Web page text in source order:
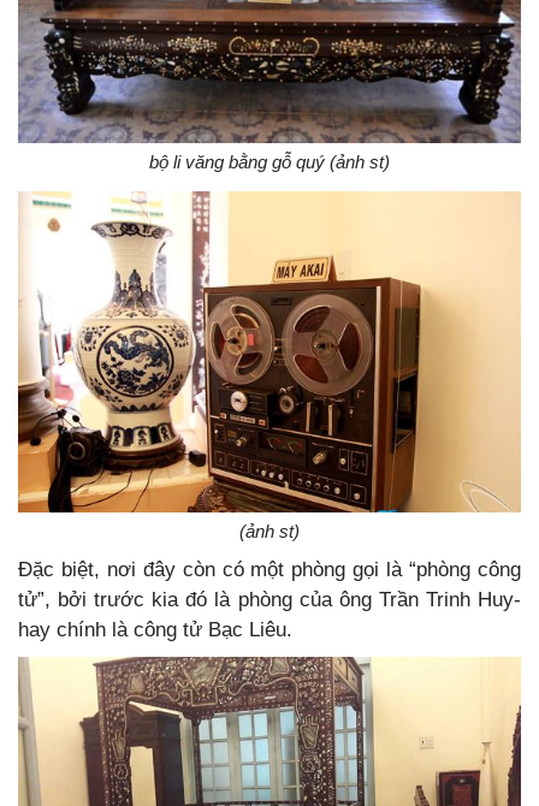
bộ li văng bằng gỗ quý (ảnh st)
(ảnh st)
Đặc biệt, nơi đây còn có một phòng gọi là “phòng công
tử”, bởi trước kia đó là phòng của ông Trần Trinh Huy-
hay chính là công tử Bạc Liêu.